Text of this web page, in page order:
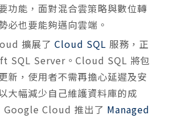
功能，面對混合雲策略與數位轉
必也要能夠邁向雲端。
擴展了 Cloud SQL 服務，正
SQL Server。Cloud SQL 將包
新，使用者不需再擔心延遲及安
大幅減少自己維護資料庫的成
Google Cloud 推出了 Managed